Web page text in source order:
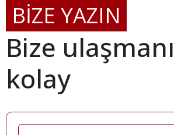
BİZE YAZIN
Bize
kolay